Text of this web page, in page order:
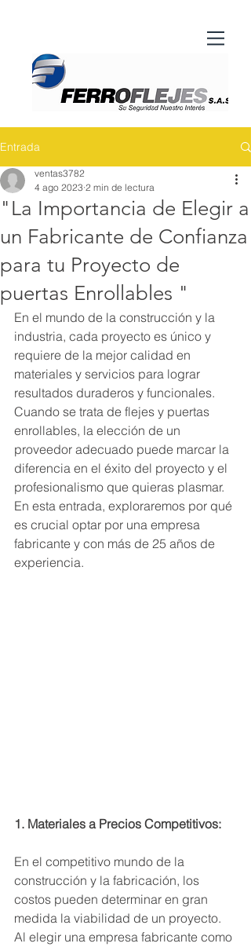
Entrada
"La Importancia de Elegir a
un Fabricante de Confianza
para tu Proyecto de
puertas Enrollables "
ventas3782
4 ago 2023 2 min de lectura
En el mundo de la construcción y la
industria, cada proyecto es único y
requiere de la mejor calidad en
materiales y servicios para lograr
resultados duraderos y funcionales.
Cuando se trata de flejes y puertas
enrollables, la elección de un
proveedor adecuado puede marcar la
diferencia en el éxito del proyecto y el
profesionalismo que quieras plasmar.
En esta entrada, exploraremos por qué
es crucial optar por una empresa
fabricante y con más de 25 años de
experiencia.
1. Materiales a Precios Competitivos:
En el competitivo mundo de la
construcción y la fabricación, los
costos pueden determinar en gran
medida la viabilidad de un proyecto.
Al elegir una empresa fabricante como